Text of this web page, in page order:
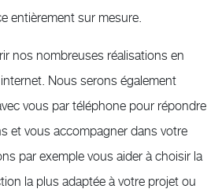
entièrement sur mesure.
nos nombreuses réalisations en
Nous serons également
vous par téléphone pour répondre
et vous accompagner dans votre
par exemple vous aider à choisir la
la plus adaptée à votre projet ou